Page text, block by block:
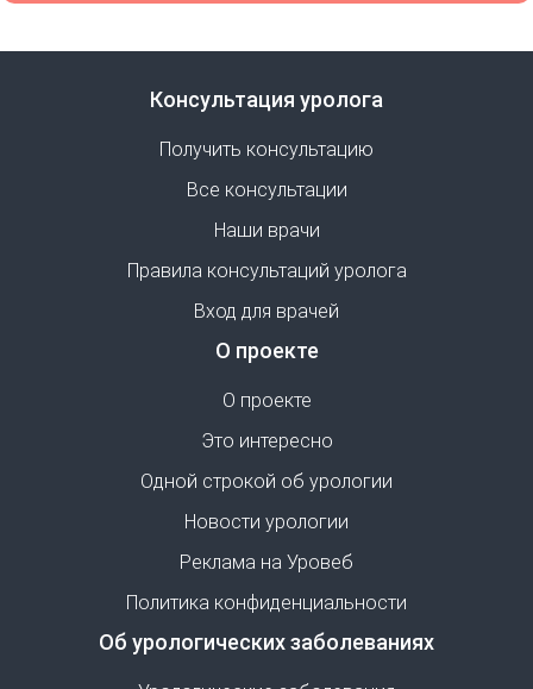
Консультация уролога
Получить консультацию
Все консультации
Наши врачи
Правила консультаций уролога
Вход для врачей
О проекте
О проекте
Это интересно
Одной строкой об урологии
Новости урологии
Реклама на Уровеб
Политика конфиденциальности
Об урологических заболеваниях